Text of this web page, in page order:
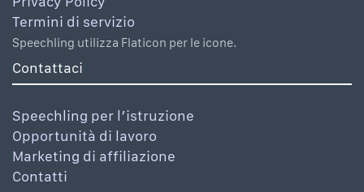
Termini di servizio
Speechling utilizza Flaticon per le icone.
Contattaci
Speechling per l’istruzione
Opportunità di lavoro
Marketing di affiliazione
Contatti